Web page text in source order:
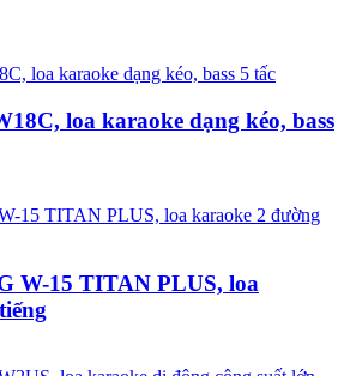
loa karaoke dạng kéo, bass
W-15 TITAN PLUS, loa